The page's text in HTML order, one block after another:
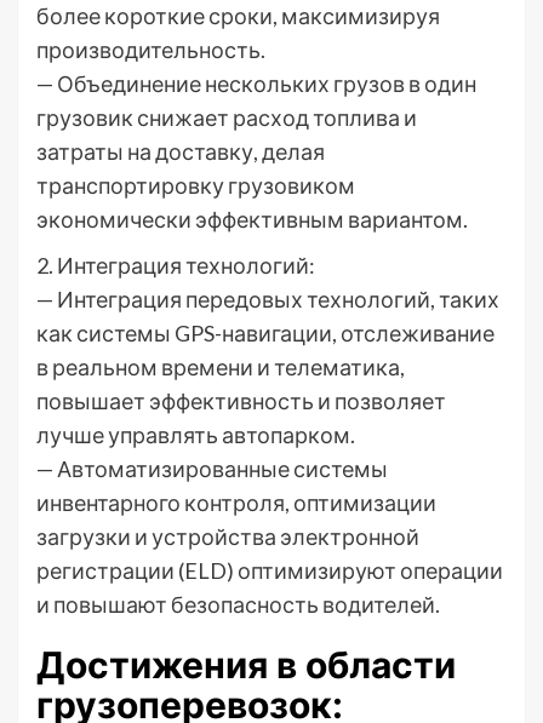
более короткие сроки, максимизируя
производительность.
— Объединение нескольких грузов в один
грузовик снижает расход топлива и
затраты на доставку, делая
транспортировку грузовиком
экономически эффективным вариантом.
2. Интеграция технологий:
— Интеграция передовых технологий, таких
как системы GPS-навигации, отслеживание
в реальном времени и телематика,
повышает эффективность и позволяет
лучше управлять автопарком.
— Автоматизированные системы
инвентарного контроля, оптимизации
загрузки и устройства электронной
регистрации (ELD) оптимизируют операции
и повышают безопасность водителей.
Достижения в области
грузоперевозок: